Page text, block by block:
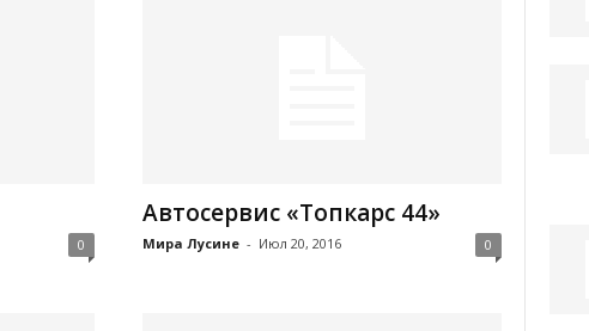
0
Автосервис «Топкарс 44»
Мира Лусине - Июл 20, 2016 0